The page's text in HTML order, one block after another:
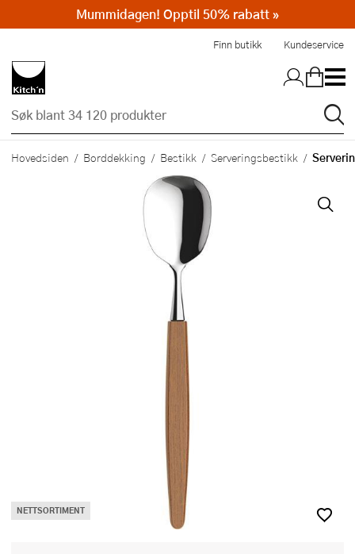
Finn butikk Kundeservice
Hovedsiden Borddekking Bestikk Serveringsbestikk
NETTSORTIMENT
Mummidagen! Opptil 50% rabatt »